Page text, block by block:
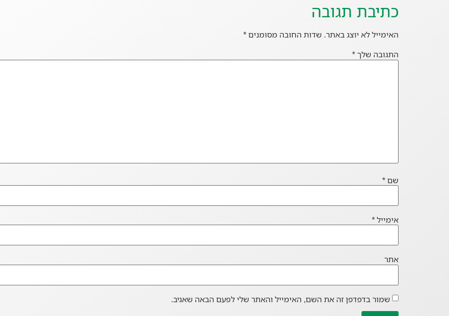
כתיבת תגובה
האימייל לא יוצג באתר. שדות החובה מסומנים*
התגובה שלך*
שם*
אימייל*
אתר
שמור בדפדפן זה את השם, האימייל והאתר שלי לפעם הבאה שאגיב.